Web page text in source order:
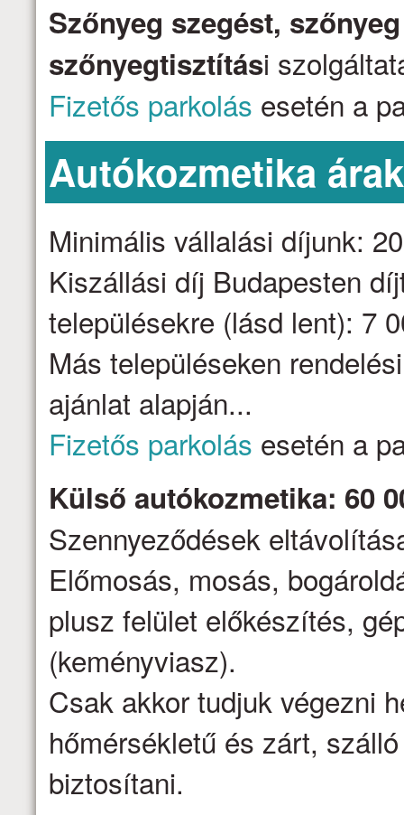
Szőnyeg szegést,
szőnyegtisztítási
Fizetős parkolás esetén a
Autókozmetika árak
Minimális vállalási díjunk:
Kiszállási díj Budapesten
településekre (lásd lent): 7
Más településeken
ajánlat alapján...
Fizetős parkolás esetén a
Külső autókozmetika: 60
Szennyeződések
Előmosás, mosás,
plusz felület előkészítés,
(keményviasz).
Csak akkor tudjuk végezni
hőmérsékletű és zárt,
biztosítani.